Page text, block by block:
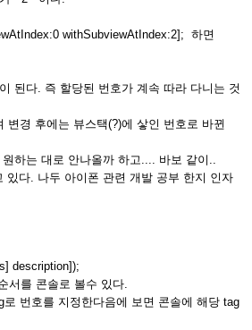
withSubviewAtIndex:2]; 하면
된다. 즉 할당된 번호가 계속 따라 다니는 것
변경 후에는 뷰스택(?)에 샇인 번호로 바뀐
하는 대로 안나올까 하고.... 바보 같이..
있다. 나두 아이폰 관련 개발 공부 한지 인자
description]);
서를 콘솔로 볼수 있다.
번호를 지정한다음에 보면 콘솔에 해당 tag